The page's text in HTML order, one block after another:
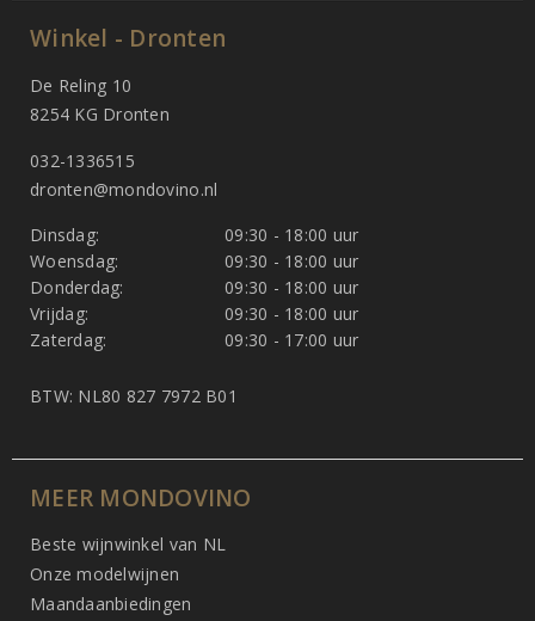
Winkel - Dronten
De Reling 10
8254 KG Dronten
032-1336515
dronten@mondovino.nl
Dinsdag:
09:30 - 18:00 uur
Woensdag:
09:30 - 18:00 uur
Donderdag:
09:30 - 18:00 uur
Vrijdag:
09:30 - 18:00 uur
Zaterdag:
09:30 - 17:00 uur
BTW: NL80 827 7972 B01
MEER MONDOVINO
Beste wijnwinkel van NL
Onze modelwijnen
Maandaanbiedingen